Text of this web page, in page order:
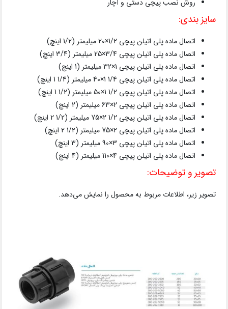
روش نصب پیچی دستی و آچار
سایز بندی:
اتصال ماده پلی اتیلن پیچی 1/2×20 میلیمتر (1/2 اینچ)
اتصال ماده پلی اتیلن پیچی 3/4×25 میلیمتر (3/4 اینچ)
اتصال ماده پلی اتیلن پیچی 1×32 میلیمتر (1 اینچ)
اتصال ماده پلی اتیلن پیچی 1/4 1×40 میلیمتر (1/4 1 اینچ)
اتصال ماده پلی اتیلن پیچی 1/2 1×50 میلیمتر (1/2 1 اینچ)
اتصال ماده پلی اتیلن پیچی 2×63 میلیمتر (2 اینچ)
اتصال ماده پلی اتیلن پیچی 1/2 2×75 میلیمتر (1/2 2 اینچ)
اتصال ماده پلی اتیلن پیچی 2×75 میلیمتر (1/2 2 اینچ)
اتصال ماده پلی اتیلن پیچی 3×90 میلیمتر (3 اینچ)
اتصال ماده پلی اتیلن پیچی 4×110 میلیمتر (4 اینچ)
تصویر و توضیحات:
تصویر زیر، اطلاعات مربوط به محصول را نمایش می‌دهد.